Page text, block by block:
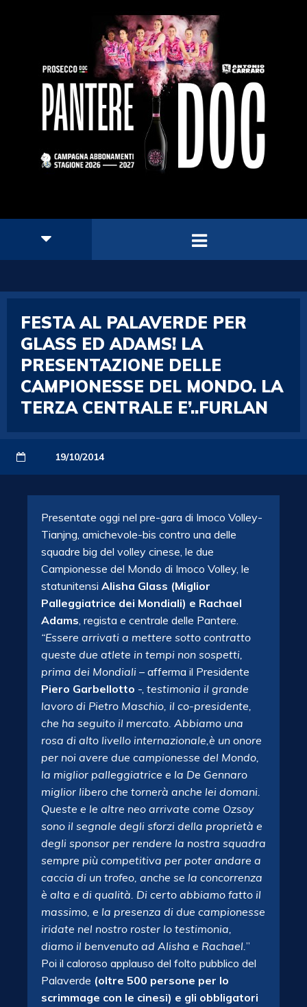
FESTA AL PALAVERDE PER
GLASS ED ADAMS! LA
PRESENTAZIONE DELLE
CAMPIONESSE DEL MONDO. LA
TERZA CENTRALE E’..FURLAN
19/10/2014
Presentate oggi nel pre-gara di Imoco Volley-
Tianjng, amichevole-bis contro una delle
squadre big del volley cinese, le due
Campionesse del Mondo di Imoco Volley, le
statunitensi Alisha Glass (Miglior
Palleggiatrice dei Mondiali) e Rachael
Adams, regista e centrale delle Pantere.
“Essere arrivati a mettere sotto contratto
queste due atlete in tempi non sospetti,
prima dei Mondiali – afferma il Presidente
Piero Garbellotto -, testimonia il grande
lavoro di Pietro Maschio, il co-presidente,
che ha seguito il mercato. Abbiamo una
rosa di alto livello internazionale,è un onore
per noi avere due campionesse del Mondo,
la miglior palleggiatrice e la De Gennaro
miglior libero che tornerà anche lei domani.
Queste e le altre neo arrivate come Ozsoy
sono il segnale degli sforzi della proprietà e
degli sponsor per rendere la nostra squadra
sempre più competitiva per poter andare a
caccia di un trofeo, anche se la concorrenza
è alta e di qualità. Di certo abbiamo fatto il
massimo, e la presenza di due campionesse
iridate nel nostro roster lo testimonia,
diamo il benvenuto ad Alisha e Rachael.”
Poi il caloroso applauso del folto pubblico del
Palaverde (oltre 500 persone per lo
scrimmage con le cinesi) e gli obbligatori